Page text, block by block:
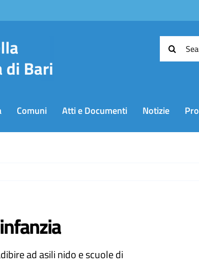
Cerca
per:
Comuni Atti e Documenti Notizie
ad asili nido e scuole di